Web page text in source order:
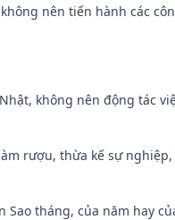
nên tiến hành các
không nên động tác
rượu, thừa kế sự
Sao tháng, của năm hay